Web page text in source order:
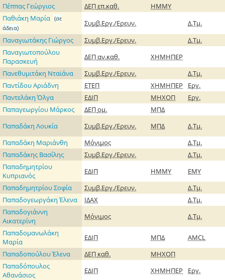
Πέππας Γεώργιος
ΔΕΠεπ.καθ.
ΗΜΜΥ
Παθιάκη Μαρία (σε
άδεια)
Συμβ.Εργ./Ερευν.
Δ.Τμ.
Παναγιωτάκης Γιώργος
Συμβ.Εργ./Ερευν.
Δ.Τμ.
Παναγιωτοπούλου
Παρασκευή
ΔΕΠαν.καθ.
ΧΗΜΗΠΕΡ
Πανεθυμιτάκη Νταϊάνα
Συμβ.Εργ./Ερευν.
Δ.Τμ.
Παντίδου Αριάδνη
ΕΤΕΠ ΧΗΜΗΠΕΡ
Εργ.
Παντελάκη Όλγα
ΕΔΙΠ ΜΗΧΟΠ
Εργ.
Παπαγεωργίου Μάρκος
ΔΕΠομ.
ΜΠΔ
Παπαδάκη Λουκία
Συμβ.Εργ./Ερευν. ΜΠΔ
Δ.Τμ.
Παπαδάκη Μαριάνθη
Μόνιμος
Δ.Τμ.
Παπαδάκης Βασίλης
Συμβ.Εργ./Ερευν.
Δ.Τμ.
Παπαδημητρίου
Κυπριανός
ΕΔΙΠ ΗΜΜΥ
ΕΜΥ
Παπαδημητρίου Σοφία
Συμβ.Εργ./Ερευν.
Δ.Τμ.
Παπαδογεωργάκη Έλενα
ΙΔΑΧ
Δ.Τμ.
Παπαδογιάννη
Αικατερίνη
Μόνιμος
Δ.Τμ.
Παπαδομανωλάκη
Μαρία
ΕΔΙΠ ΜΠΔ
AMCL
Παπαδοπούλου Έλενα
ΔΕΠ καθ.
ΜΗΧΟΠ
Παπαδόπουλος
Αθανάσιος
ΕΔΙΠ ΧΗΜΗΠΕΡ
Εργ.